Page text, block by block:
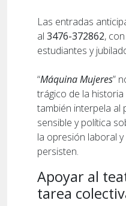
Las entradas
al 3476-372862,
estudiantes y
“Máquina Mujeres”
trágico de la
también interpela al
sensible y política
la opresión laboral
persisten.
Apoyar al
tarea